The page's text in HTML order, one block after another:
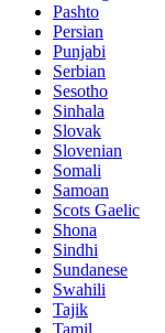
Pashto
Persian
Punjabi
Serbian
Sesotho
Sinhala
Slovak
Slovenian
Somali
Samoan
Scots Gaelic
Shona
Sindhi
Sundanese
Swahili
Tajik
Tamil